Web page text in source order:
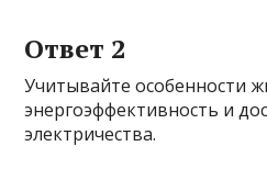
Ответ 2
Учитывайте особенности
энергоэффективность и
электричества.